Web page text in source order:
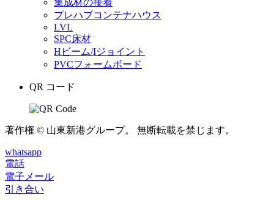
集成材の接着
プレハブコンテナハウス
LVL
SPC床材
Hビーム/Iジョイント
PVCフォームボード
QR コード
著作権 © 山東新港グループ。 無断転載を禁じます。
whatsapp
電話
電子メール
引き合い